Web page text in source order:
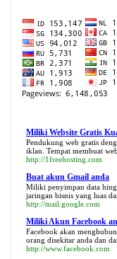
Miliki Website Gratis
Pendukung web gratis
iklan. Tempat membuat
http://1freehosting.com
Buat akun Gmail anda
Miliki penyimpan data
jaringan bisnis yang luas
http://mail.google.com
Miliki Akun Facebook
Facebook akan
orang disekitar anda dan
http://www.facebook.com